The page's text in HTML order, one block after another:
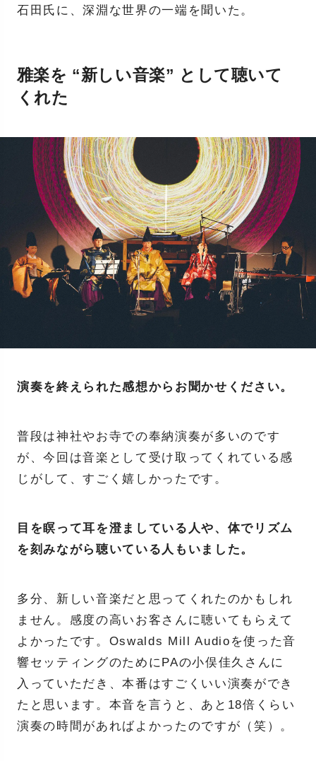
石田氏に、深淵な世界の一端を聞いた。
雅楽を “新しい音楽” として聴いて
くれた
演奏を終えられた感想からお聞かせください。
普段は神社やお寺での奉納演奏が多いのです
が、今回は音楽として受け取ってくれている感
じがして、すごく嬉しかったです。
目を瞑って耳を澄ましている人や、体でリズム
を刻みながら聴いている人もいました。
多分、新しい音楽だと思ってくれたのかもしれ
ません。感度の高いお客さんに聴いてもらえて
よかったです。Oswalds Mill Audioを使った音
響セッティングのためにPAの小俣佳久さんに
入っていただき、本番はすごくいい演奏ができ
たと思います。本音を言うと、あと18倍くらい
演奏の時間があればよかったのですが（笑）。